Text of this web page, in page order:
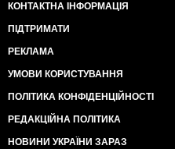
КОНТАКТНА ІНФОРМАЦІЯ
ПІДТРИМАТИ
РЕКЛАМА
УМОВИ КОРИСТУВАННЯ
ПОЛІТИКА КОНФІДЕНЦІЙНОСТІ
РЕДАКЦІЙНА ПОЛІТИКА
НОВИНИ УКРАЇНИ ЗАРАЗ